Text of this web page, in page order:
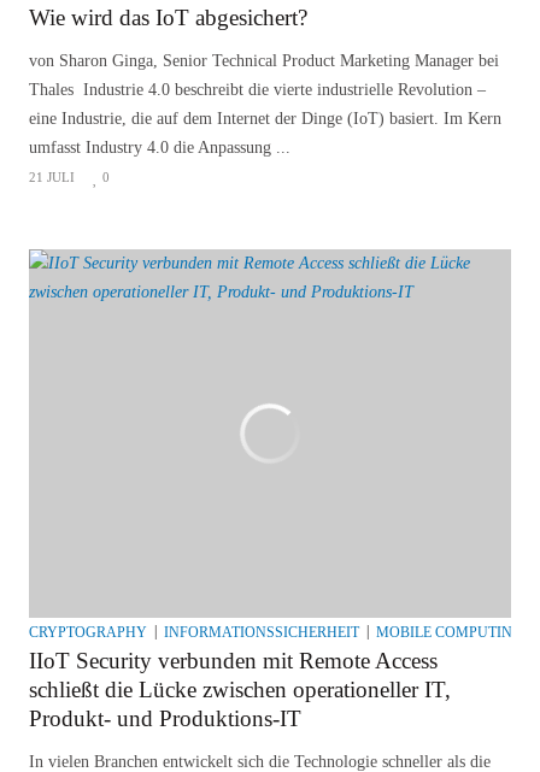
Wie wird das IoT abgesichert?
von Sharon Ginga, Senior Technical Product Marketing Manager bei
Thales Industrie 4.0 beschreibt die vierte industrielle Revolution –
eine Industrie, die auf dem Internet der Dinge (IoT) basiert. Im Kern
umfasst Industry 4.0 die Anpassung ...
21 JULI 0
CRYPTOGRAPHY INFORMATIONSSICHERHEIT MOBILE COMPUTING
IIoT Security verbunden mit Remote Access
schließt die Lücke zwischen operationeller IT,
Produkt- und Produktions-IT
In vielen Branchen entwickelt sich die Technologie schneller als die